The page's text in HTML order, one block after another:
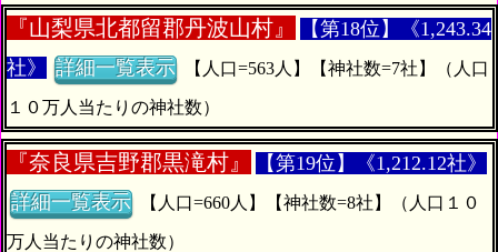
『山梨県北都留郡丹波山村』
【第18位】《1,243.34
社》
詳細一覧表示
１０万人当たりの神社数）
『奈良県吉野郡黒滝村』
【第19位】《1,212.12社》
詳細一覧表示
万人当たりの神社数）